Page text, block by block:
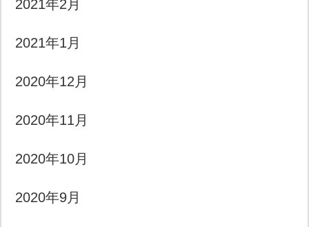
2021年2月
2021年1月
2020年12月
2020年11月
2020年10月
2020年9月